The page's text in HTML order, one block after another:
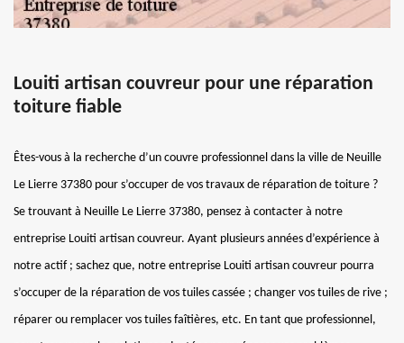
Louiti artisan couvreur pour une réparation
toiture fiable
Êtes-vous à la recherche d’un couvre professionnel dans la ville de Neuille
Le Lierre 37380 pour s’occuper de vos travaux de réparation de toiture ?
Se trouvant à Neuille Le Lierre 37380, pensez à contacter à notre
entreprise Louiti artisan couvreur. Ayant plusieurs années d’expérience à
notre actif ; sachez que, notre entreprise Louiti artisan couvreur pourra
s’occuper de la réparation de vos tuiles cassée ; changer vos tuiles de rive ;
réparer ou remplacer vos tuiles faîtières, etc. En tant que professionnel,